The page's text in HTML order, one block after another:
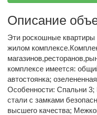
Описание
Эти роскошные
жилом
комплексе имеется:
автостоянка;
Особенности: Спальни
стали с замками
высшего качества;